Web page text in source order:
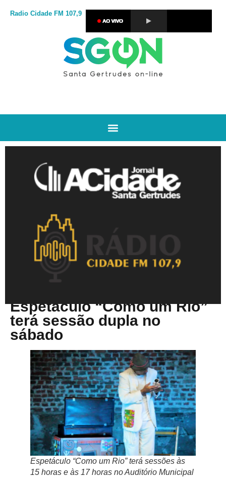
Radio Cidade FM 107,9
Espetáculo “Como um Rio”
terá sessão dupla no
sábado
Espetáculo “Como um Rio” terá sessões às
15 horas e às 17 horas no Auditório Municipal